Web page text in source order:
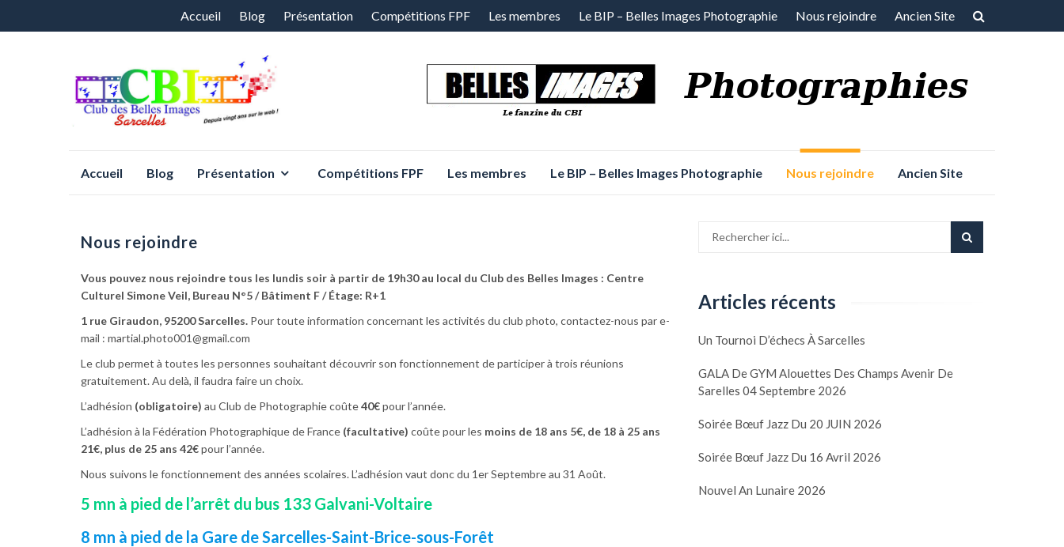
Aller
contenu
Accueil Blog Présentation Compétitions FPF Les membres Le BIP – Belles Images Photographie Nous rejoindre Ancien Site
Accueil Blog Présentation Compétitions FPF Les membres Le BIP – Belles Images Photographie Nous rejoindre Ancien Site
Nous rejoindre
Vous pouvez nous rejoindre tous les lundis soir à partir de 19h30 au local du Club des Belles Images : Centre
Culturel Simone Veil, Bureau N°5 / Bâtiment F / Étage: R+1
1 rue Giraudon, 95200 Sarcelles. Pour toute information concernant les activités du club photo, contactez-nous par e-
mail : martial.photo001@gmail.com
Le club permet à toutes les personnes souhaitant découvrir son fonctionnement de participer à trois réunions
gratuitement. Au delà, il faudra faire un choix.
L’adhésion (obligatoire) au Club de Photographie coûte40€pour l’année.
L’adhésion à la Fédération Photographique de France (facultative) coûte pour les moins de 18 ans 5€, de 18 à 25 ans
21€, plus de 25 ans 42€pour l’année.
Nous suivons le fonctionnement des années scolaires. L’adhésion vaut donc du 1er Septembre au 31 Août.
5 mn à pied de l’arrêt du bus 133 Galvani-Voltaire
8 mn à pied de la Gare de Sarcelles-Saint-Brice-sous-Forêt
Articles récents
Un Tournoi D’échecs À Sarcelles
GALA De GYM Alouettes Des Champs Avenir De
Sarelles 04 Septembre 2026
Soirée Bœuf Jazz Du 20 JUIN 2026
Soirée Bœuf Jazz Du 16 Avril 2026
Nouvel An Lunaire 2026